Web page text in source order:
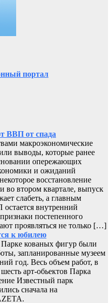
портал
ВВП от спада
макроэкономические
выводы, которые ранее
опережающих
и ожиданий
восстановление
во втором квартале, выпуск
слабеть, а главным
внутренний
постепенного
проявляться не только […]
к юбилею
кованых фигур были
запланированные музеем
год. Весь объем работ, в
арт-обьектов Парка
Известный парк
сначала на